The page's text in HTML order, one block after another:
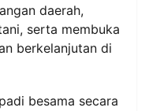
daerah,
serta membuka
berkelanjutan di
besama secara